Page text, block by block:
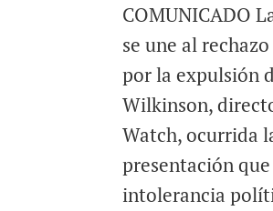
COMUNICADO
se une al
por la expulsión
Wilkinson,
Watch, ocurrida
presentación
intolerancia